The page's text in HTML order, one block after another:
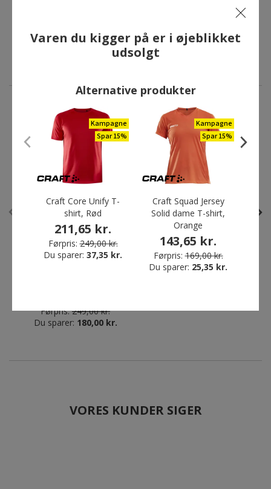
ANDRE HAR OGSÅ KØBT
Restparti
Spar 72%
Førpris: 249,00 kr.
Du sparer: 180,00 kr.
Mix 3 - spar 20%
ID hættetrøje, Sort
Varen du kigger på er i øjeblikket
udsolgt
Alternative produkter
Kampagne
Spar 15%
Craft Core Unify T-
shirt, Rød
211,65 kr.
Førpris: 249,00 kr.
Du sparer: 37,35 kr.
Kampagne
Spar 15%
Craft Squad Jersey
Solid dame T-shirt,
Orange
143,65 kr.
Førpris: 169,00 kr.
Du sparer: 25,35 kr.
VORES KUNDER SIGER